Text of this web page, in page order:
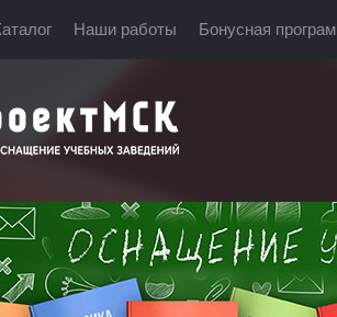
Наши работы Бонусная